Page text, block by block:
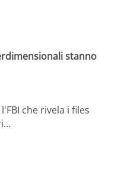
stanno
che rivela i files